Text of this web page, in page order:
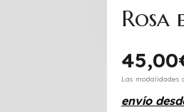
Rosa
45,00
Las modalidades
envío